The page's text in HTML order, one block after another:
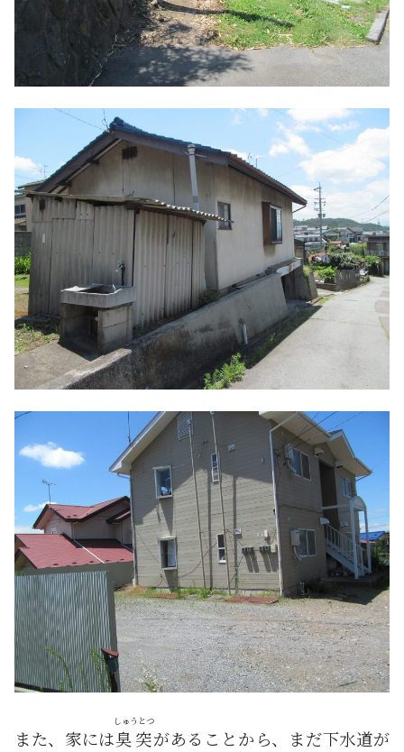
また、家には臭突
しゅうとつ
があることから、まだ下水道が